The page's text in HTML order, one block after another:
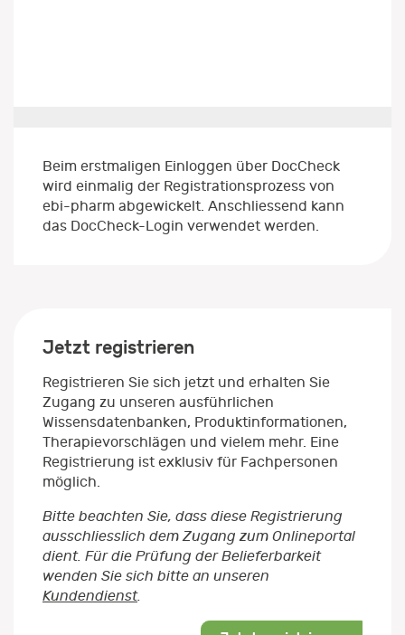
Beim erstmaligen Einloggen über DocCheck
wird einmalig der Registrationsprozess von
ebi-pharm abgewickelt. Anschliessend kann
das DocCheck-Login verwendet werden.
Jetzt registrieren
Registrieren Sie sich jetzt und erhalten Sie
Zugang zu unseren ausführlichen
Wissensdatenbanken, Produktinformationen,
Therapievorschlägen und vielem mehr. Eine
Registrierung ist exklusiv für Fachpersonen
möglich.
Bitte beachten Sie, dass diese Registrierung
ausschliesslich dem Zugang zum Onlineportal
dient. Für die Prüfung der Belieferbarkeit
wenden Sie sich bitte an unseren
Kundendienst.